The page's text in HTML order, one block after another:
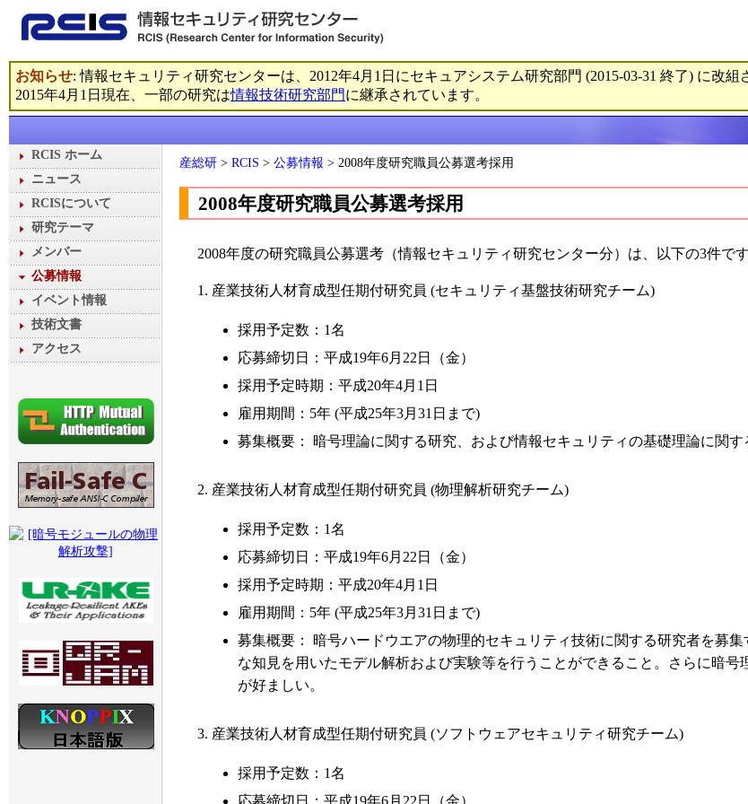
お知らせ: 情報セキュリティ研究センターは、2012年4月1日にセキュアシステム研究部門 (2015-03-31 終了) に改組
2015年4月1日現在、一部の研究は情報技術研究部門に継承されています。
RCIS ホーム
ニュース
RCISについて
研究テーマ
メンバー
公募情報
イベント情報
技術文書
アクセス
産総研 > RCIS > 公募情報 > 2008年度研究職員公募選考採用
2008年度研究職員公募選考採用
2008年度の研究職員公募選考（情報セキュリティ研究センター分）は、以下の3件です
1. 産業技術人材育成型任期付研究員 (セキュリティ基盤技術研究チーム)
採用予定数：1名
応募締切日：平成19年6月22日（金）
採用予定時期：平成20年4月1日
雇用期間：5年 (平成25年3月31日まで)
募集概要： 暗号理論に関する研究、および情報セキュリティの基礎理論に関す
2. 産業技術人材育成型任期付研究員 (物理解析研究チーム)
採用予定数：1名
応募締切日：平成19年6月22日（金）
採用予定時期：平成20年4月1日
雇用期間：5年 (平成25年3月31日まで)
募集概要： 暗号ハードウエアの物理的セキュリティ技術に関する研究者を募
な知見を用いたモデル解析および実験等を行うことができること。さらに暗
が好ましい。
3. 産業技術人材育成型任期付研究員 (ソフトウェアセキュリティ研究チーム)
採用予定数：1名
応募締切日：平成19年6月22日（金）